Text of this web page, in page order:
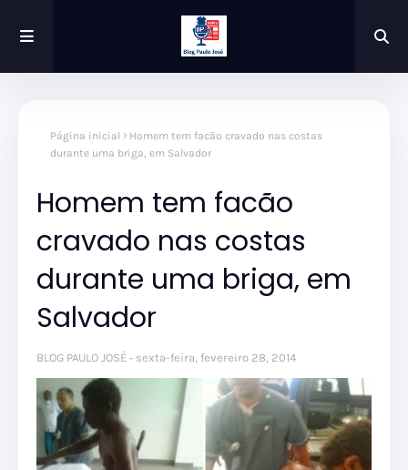
Página inicial
Homem tem facão cravado nas costas
durante uma briga, em Salvador
Homem tem facão
cravado nas costas
durante uma briga, em
Salvador
BLOG PAULO JOSÉ sexta-feira, fevereiro 28, 2014